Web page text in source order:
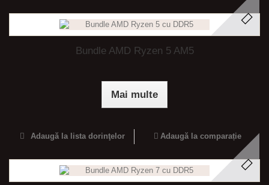
Bundle AMD Ryzen 5 AM5
Mai multe
Adaugă la lista dorinţelor Adaugă la comparație